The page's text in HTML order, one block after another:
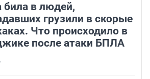
била в людей,
грузили в скорые
Что происходило в
после атаки БПЛА